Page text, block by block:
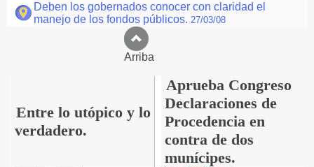
Deben los gobernados conocer con claridad el
manejo de los fondos públicos. 27/03/08
Arriba
Entre lo utópico y lo
verdadero.
Aprueba Congreso
Declaraciones de
Procedencia en
contra de dos
munícipes.